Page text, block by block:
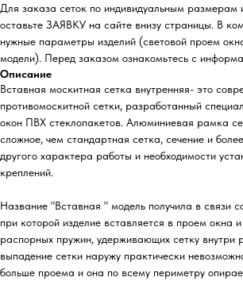
Для заказа сеток по индивидуальным размерам
оставьте ЗАЯВКУ на сайте внизу страницы. В
нужные параметры изделий (световой проем
модели). Перед заказом ознакомьтесь с
Описание
Вставная москитная сетка внутренняя- это
противомоскитной сетки, разработанный
окон ПВХ стеклопакетов. Алюминиевая рамка
сложное, чем стандартная сетка, сечение и
другого характера работы и необходимости
креплений.
Название "Вставная " модель получила в связи
при которой изделие вставляется в проем окна
распорных пружин, удерживающих сетку внутри
выпадение сетки наружу практически
больше проема и она по всему периметру